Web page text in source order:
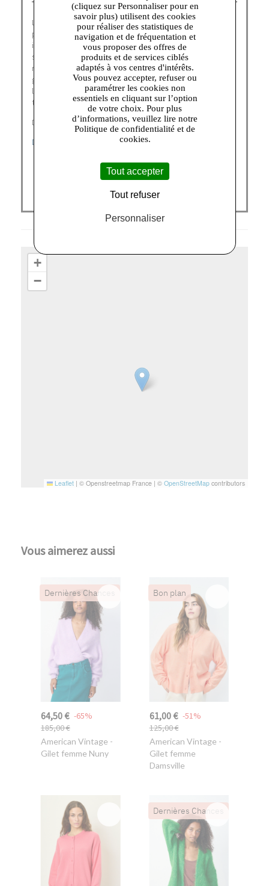
La marque American Vintage outlet a été fondée en 2005
par Michaël Azoulay. A la recherche d’un concept
innovant pour lancer sa nouvelle marque, M. Azoulay
s’inspire fortement de ses voyages aux Etats-Unis pour
revisiter le t-shirt basique, l’un des produits phare de la
griffe American Vintage outlet. Il pose alors les bases de
la maison : coton gratté, roulotté, coupé à vif, pour un
tombé loose, si cher à la marque.
Découvrez nos catégories :
DERNIÈRES CHANCES
FEMME|ENFANT
+
−
Leaflet | © Openstreetmap France | © OpenStreetMap contributors
Vous aimerez aussi
Dernières Chances
64,50 €
185,00 €
-65%
American Vintage -
Gilet femme Nuny
Bon plan
61,00 €
125,00 €
-51%
American Vintage -
Gilet femme
Damsville
Dernières Chances
(cliquez sur Personnaliser pour en
savoir plus) utilisent des cookies
pour réaliser des statistiques de
navigation et de fréquentation et
vous proposer des offres de
produits et de services ciblés
adaptés à vos centres d'intérêts.
Vous pouvez accepter, refuser ou
paramétrer les cookies non
essentiels en cliquant sur l’option
de votre choix. Pour plus
d’informations, veuillez lire notre
Politique de confidentialité et de
cookies.
Tout accepter
Tout refuser
Personnaliser